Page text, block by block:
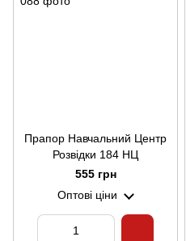
Прапор Навчальний Центр
Розвідки 184 НЦ
555 грн
Оптові ціни